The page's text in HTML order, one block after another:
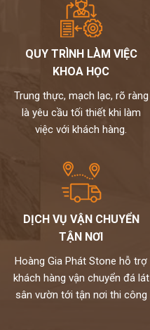
QUY TRÌNH LÀM VIỆC
KHOA HỌC
Trung thực, mạch lạc, rõ ràng
là yêu cầu tối thiết khi làm
việc với khách hàng.
DỊCH VỤ VẬN CHUYỂN
TẬN NƠI
Hoàng Gia Phát Stone hỗ trợ
khách hàng vận chuyển đá lát
sân vườn tới tận nơi thi công